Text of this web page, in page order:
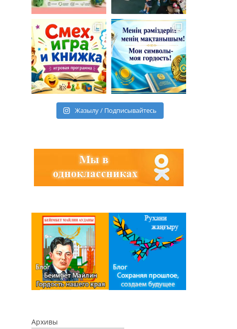
Жазылу / Подписывайтесь
Архивы